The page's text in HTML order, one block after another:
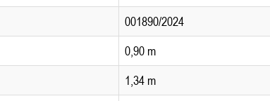
001890/2024
0,90 m
1,34 m